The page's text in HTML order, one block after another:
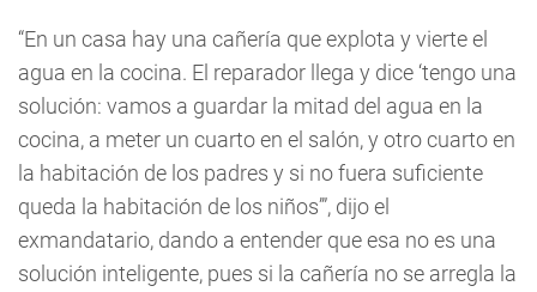
“En un casa hay una cañería que explota y vierte el
agua en la cocina. El reparador llega y dice ‘tengo una
solución: vamos a guardar la mitad del agua en la
cocina, a meter un cuarto en el salón, y otro cuarto en
la habitación de los padres y si no fuera suficiente
queda la habitación de los niños’”, dijo el
exmandatario, dando a entender que esa no es una
solución inteligente, pues si la cañería no se arregla la